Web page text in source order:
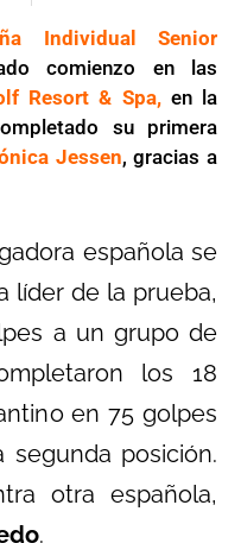
Individual Senior
comienzo en las
Resort & Spa,en la
su primera
Jessen, gracias a
española se
líder de la prueba,
a un grupo de
los 18
en 75 golpes
segunda posición.
otra española,
.